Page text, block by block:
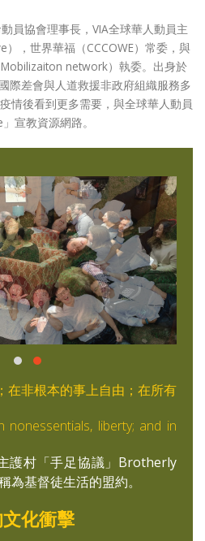
員協會理事長，VIA全球華人動員主
，世界華福（CCCOWE）常委，與
network）執委。出身於
際差會與人道救援非政府組織服務多
情後看到更多需要，與全球華人動員
宣教資源網路。
在非根本的事上自由；在所有
nonessentials, liberty; and in
護村「手足協議」Brotherly
基督徒生活的盟約。
化衝擊